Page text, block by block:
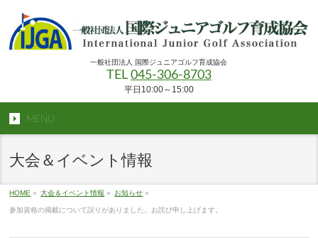
一般社団法人 国際ジュニアゴルフ育成協会
TEL 045-306-8703
平日10:00～15:00
MENU
大会＆イベント情報
HOME » 大会＆イベント情報 » お知らせ »
参加資格の掲載について誤りがありました。お詫び申し上げます。